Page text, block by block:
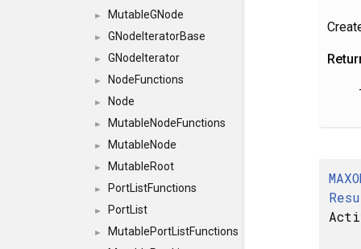
► MutableGNode
► GNodeIteratorBase
► GNodeIterator
► NodeFunctions
► Node
► MutableNodeFunctions
► MutableNode
► MutableRoot
► PortListFunctions
► PortList
►
MutablePortListFunctions